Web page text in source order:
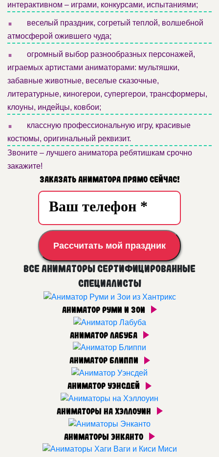
интерактивном – играми, конкурсами, испытаниями;
.
веселый праздник, согретый теплой, волшебной
атмосферой ожившего чуда;
.
огромный выбор разнообразных персонажей,
играемых артистами аниматорами: мультяшки,
забавные животные, веселые сказочные,
литературные, киногерои, супергерои, трансформеры,
клоуны, индейцы, ковбои;
.
классную профессиональную игру, красивые
костюмы, оригинальный реквизит.
Звоните – лучшего аниматора ребятишкам срочно
закажите!
Заказать аниматора прямо сейчас!
Рассчитать мой праздник
Все аниматоры сертифицированные
специалисты
Аниматор Руми и Зои
Аниматор Лабуба
Аниматор Блиппи
Аниматор Уэнсдей
Аниматоры на Хэллоуин
Аниматоры Энканто